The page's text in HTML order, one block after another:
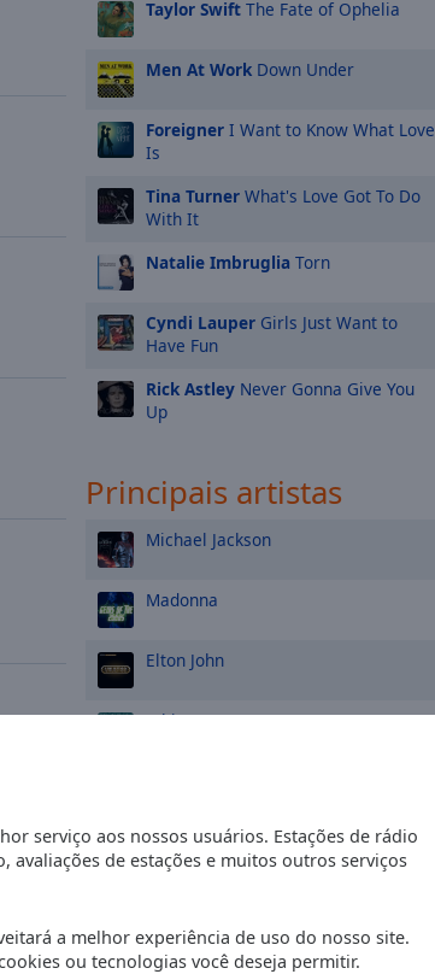
serviço aos nossos usuários. Estações de rádio
de estações e muitos outros serviços
a melhor experiência de uso do nosso site.
ou tecnologias você deseja permitir.
Taylor Swift The Fate of Ophelia
Men At Work Down Under
Foreigner I Want to Know What Love
Is
Tina Turner What's Love Got To Do
With It
Natalie Imbruglia Torn
Cyndi Lauper Girls Just Want to
Have Fun
Rick Astley Never Gonna Give You
Up
Principais artistas
Michael Jackson
Madonna
Elton John
Whitney Houston
Aretha Franklin
Taylor Swift